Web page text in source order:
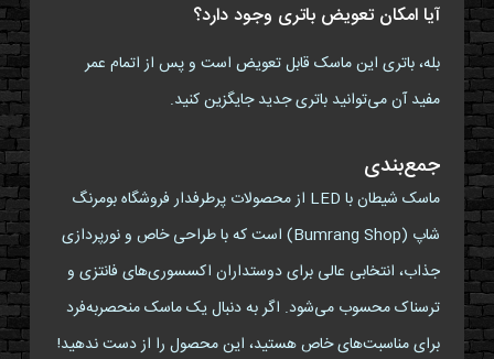
آیا امکان تعویض باتری وجود دارد؟
بله، باتری این ماسک قابل تعویض است و پس از اتمام عمر
مفید آن می‌توانید باتری جدید جایگزین کنید.
جمع‌بندی
ماسک شیطان با LED از محصولات پرطرفدار فروشگاه بومرنگ
شاپ (Bumrang Shop) است که با طراحی خاص و نورپردازی
جذاب، انتخابی عالی برای دوستداران اکسسوری‌های فانتزی و
ترسناک محسوب می‌شود. اگر به دنبال یک ماسک منحصربه‌فرد
برای مناسبت‌های خاص هستید، این محصول را از دست ندهید!